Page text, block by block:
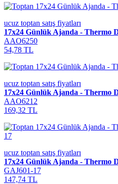
ucuz toptan satış fiyatları
17x24 Günlük Ajanda - Thermo
AAO6250
54,78 TL
ucuz toptan satış fiyatları
17x24 Günlük Ajanda - Thermo
AAO6212
169,32 TL
ucuz toptan satış fiyatları
17x24 Günlük Ajanda - Thermo
GAJ601-17
147,74 TL